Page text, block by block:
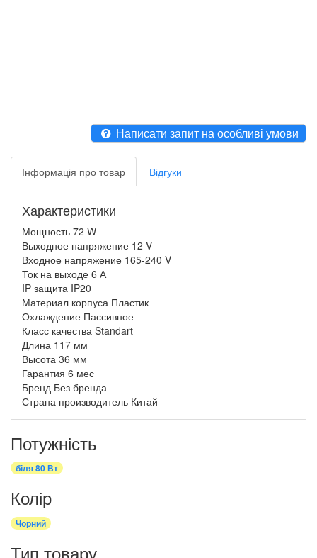
Написати запит на особливі умови
Інформація про товар Відгуки
Характеристики
Мощность 72 W
Выходное напряжение 12 V
Входное напряжение 165-240 V
Ток на выходе 6 А
IP защита IP20
Материал корпуса Пластик
Охлаждение Пассивное
Класс качества Standart
Длина 117 мм
Высота 36 мм
Гарантия 6 мес
Бренд Без бренда
Страна производитель Китай
Потужність
біля 80 Вт
Колір
Чорний
Тип товару